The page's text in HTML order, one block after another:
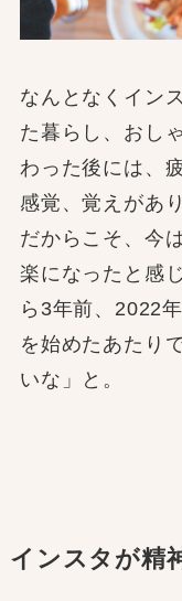
なんとなくイン
た暮らし、おし
わった後には、
感覚、覚えがあ
だからこそ、今
楽になったと感
ら3年前、2022
を始めたあたり
いな」と。
インスタが精